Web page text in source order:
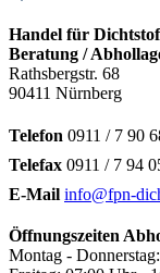
Handel für
Beratung /
Rathsbergstr. 68
90411 Nürnberg
Telefon 0911 / 7 90
Telefax 0911 / 7 94
E-Mail info@fpn-
Öffnungszeiten
Montag -